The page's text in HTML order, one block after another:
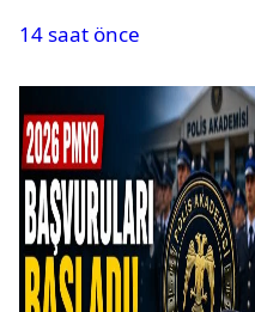
14 saat önce